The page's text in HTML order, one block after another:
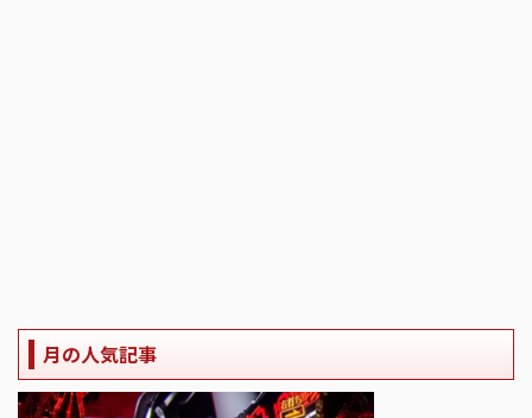
月の人気記事